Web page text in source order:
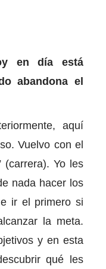
en día está
abandona el
aquí
Vuelvo con el
(carrera). Yo les
nada hacer los
ir el primero si
la meta.
y en esta
qué les